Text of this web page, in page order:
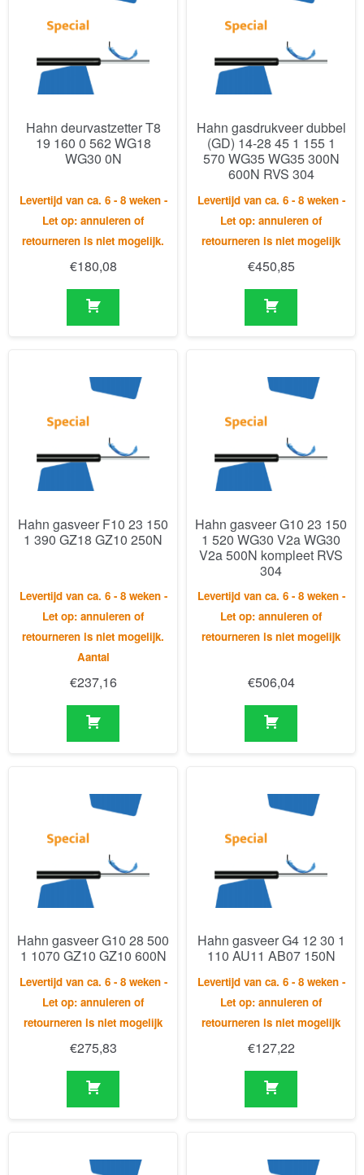
Hahn deurvastzetter T8
19 160 0 562 WG18
WG30 0N
Levertijd van ca. 6 - 8 weken -
Let op: annuleren of
retourneren is niet mogelijk.
Hahn gasdrukveer dubbel
(GD) 14-28 45 1 155 1
570 WG35 WG35 300N
600N RVS 304
Levertijd van ca. 6 - 8 weken -
Let op: annuleren of
retourneren is niet mogelijk
Hahn gasveer F10 23 150
1 390 GZ18 GZ10 250N
Levertijd van ca. 6 - 8 weken -
Let op: annuleren of
€237,16
Hahn gasveer G10 23 150
1 520 WG30 V2a WG30
V2a 500N kompleet RVS
304
Levertijd van ca. 6 - 8 weken -
Let op: annuleren of
retourneren is niet mogelijk
€506,04
Hahn gasveer G10 28 500
1 1070 GZ10 GZ10 600N
Levertijd van ca. 6 - 8 weken -
retourneren is niet mogelijk
Hahn gasveer G4 12 30 1
110 AU11 AB07 150N
Levertijd van ca. 6 - 8 weken -
retourneren is niet mogelijk